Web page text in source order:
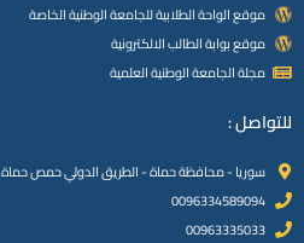
موقع الواحة الطلابية للجامعة الوطنية الخاصة
موقع بوابة الطالب الالكترونية
مجلة الجامعة الوطنية العلمية
للتواصل :
سوريا - محافظة حماة - الطريق الدولي حمص حماة
0096334589094
00963335033